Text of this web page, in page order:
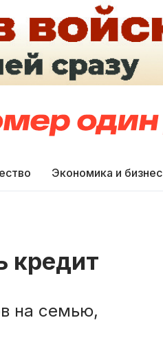
Экономика и бизнес
кредит
на семью,